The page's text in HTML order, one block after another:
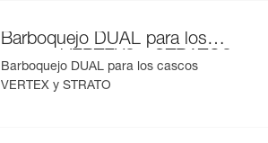
Barboquejo DUAL para los
cascos VERTEX
y STRATO
Barboquejo DUAL para los cascos
VERTEX y STRATO